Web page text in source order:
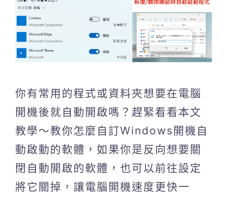
你有常用的程式或資料夾想要在電腦
開機後就自動開啟嗎？趕緊看看本文
教學～教你怎麼自訂Windows開機自
動啟動的軟體，如果你是反向想要關
閉自動開啟的軟體，也可以前往設定
將它關掉，讓電腦開機速度更快一